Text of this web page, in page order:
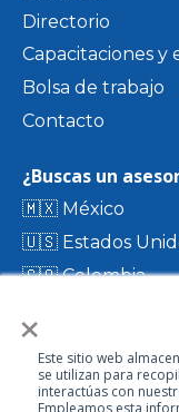
×
Este sitio web
se utilizan para
interactúas con
Empleamos esta
Directorio
Capacitaciones y
Bolsa de trabajo
Contacto
¿Buscas un
🇲🇽 México
🇺🇸 Estados
🇨🇴 Colombia
🇨🇱 Chile
🇪🇨 Ecuador